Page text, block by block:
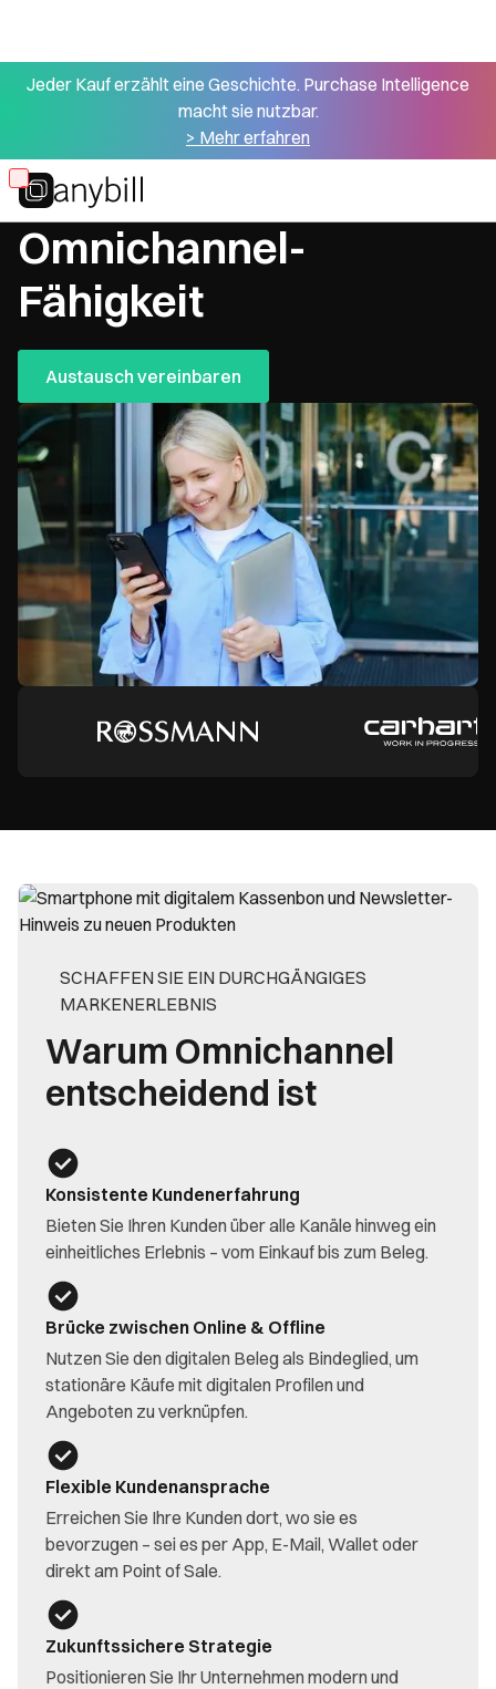
Jeder Kauf erzählt eine Geschichte. Purchase Intelligence
macht sie nutzbar.
> Mehr erfahren
Skip
to
main
content
Customer Journeys über alle Kanäle
Omnichannel-
Fähigkeit
Austausch vereinbaren
SCHAFFEN SIE EIN DURCHGÄNGIGES
MARKENERLEBNIS
Warum Omnichannel
entscheidend ist
Konsistente Kundenerfahrung
Bieten Sie Ihren Kunden über alle Kanäle hinweg ein
einheitliches Erlebnis – vom Einkauf bis zum Beleg.
Brücke zwischen Online & Offline
Nutzen Sie den digitalen Beleg als Bindeglied, um
stationäre Käufe mit digitalen Profilen und
Angeboten zu verknüpfen.
Flexible Kundenansprache
Erreichen Sie Ihre Kunden dort, wo sie es
bevorzugen – sei es per App, E-Mail, Wallet oder
direkt am Point of Sale.
Zukunftssichere Strategie
Positionieren Sie Ihr Unternehmen modern und